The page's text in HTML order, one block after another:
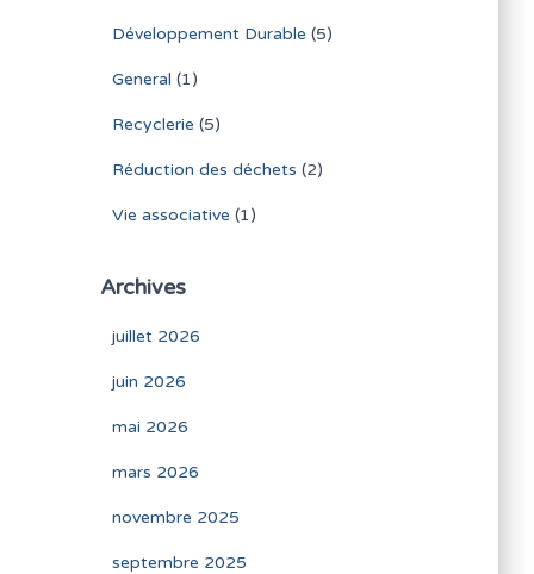
Développement Durable (5)
General (1)
Recyclerie (5)
Réduction des déchets (2)
Vie associative (1)
Archives
juillet 2026
juin 2026
mai 2026
mars 2026
novembre 2025
septembre 2025